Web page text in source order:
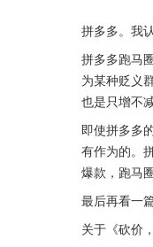
拼多多。我
拼多多跑马
为某种贬义
也是只增不减
即使拼多多
有作为的。
爆款，跑马
最后再看一
关于《砍价